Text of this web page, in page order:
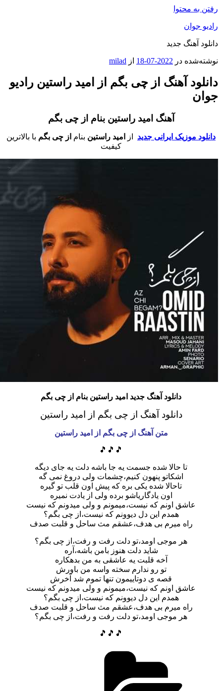
به محتوا
جوان
آهنگ جدید
در 2022-07-18 ازmilad
آهنگ از چی بگم از امید راستین رادیو
آهنگ امید راستین بنام از چی بگم
دانلود موزیک ایرانی جدید ازامید راستین بناماز چی بگمبا بالاترین
کیفیت
دانلود آهنگ جدید امید راستین بنام از چی بگم
دانلود آهنگ از چی بگم از امید راستین
متن آهنگ از چی بگم از امید راستین
🎵🎵🎵
تا حالا شده جسمت یه جا باشه دلت یه جای دیگه
اشکاتو پنهون کنیم،چشمات ولی دروغ نمی گه
تاحالا شده یکی بره که پیش اون قلب تو گیره
اون یادگاریاشو برده ولی از یادت نمیره
عاشق اونم که نیست،میمونم و ولی میدونم که نیست
همدم این دل دیوونم که نیست،از چی بگم؟
راه میرم بی هدف،عشقم مث ساحل و قلبت صدف
هر موجی اومد،تو دلت رفت و رفت،از چی بگم؟
شاید دلت هنوز بامن باشه،آره
آخه قلبت یه عاشقی به من بدهکاره
تو رو ندارم سخته واسه من باورش
قصه ی دوتاییمون تنها تموم شد آخرش
عاشق اونم که نیست،میمونم و ولی میدونم که نیست
همدم این دل دیوونم که نیست،از چی بگم؟
راه میرم بی هدف،عشقم مث ساحل و قلبت صدف
هر موجی اومد،تو دلت رفت و رفت،از چی بگم؟
🎵🎵🎵